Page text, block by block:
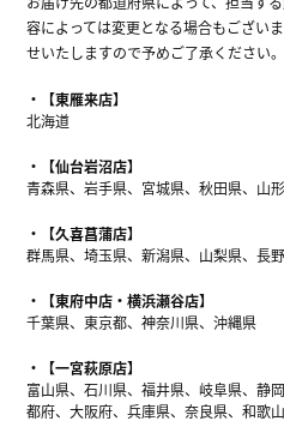
容によっては変更となる場合もござい
せいたしますので予めご了承ください。
【東雁来店】
北海道
【仙台岩沼店】
青森県、岩手県、宮城県、秋田県、山
【久喜菖蒲店】
群馬県、埼玉県、新潟県、山梨県、長
【東府中店・横浜瀬谷店】
千葉県、東京都、神奈川県、沖縄県
【一宮萩原店】
富山県、石川県、福井県、岐阜県、静
都府、大阪府、兵庫県、奈良県、和歌